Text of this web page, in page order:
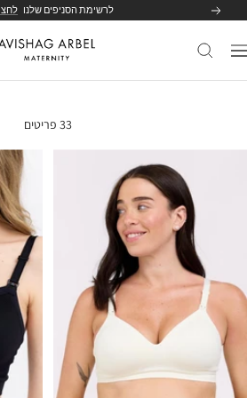
הקודם לרשימת הסניפים שלנו
ניווט
Avishag
33 פריטים